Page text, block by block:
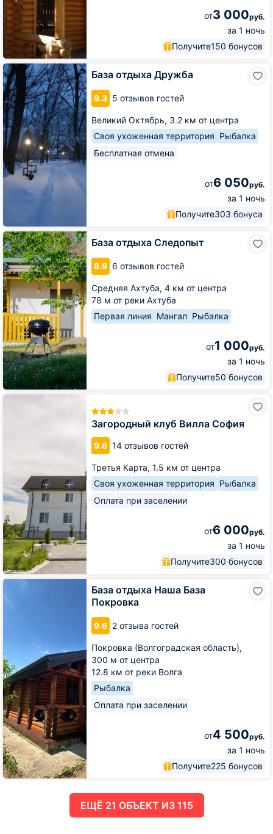
от3 000руб.
за 1 ночь
Получите150 бонусов
База отдыха Дружба
9.3 5 отзывов гостей
Великий Октябрь, 3.2 км от центра
Своя ухоженная территория Рыбалка
Бесплатная отмена
от6 050руб.
за 1 ночь
Получите303 бонуса
База
отдыха
Дружба
База отдыха Следопыт
8.9 6 отзывов гостей
Средняя Ахтуба, 4 км от центра
78 м от реки Ахтуба
Первая линия Мангал Рыбалка
от1 000руб.
за 1 ночь
Получите50 бонусов
База
отдыха
Следопыт
Загородный клуб Вилла София
9.6 14 отзывов гостей
Третья Карта, 1.5 км от центра
Своя ухоженная территория Рыбалка
Оплата при заселении
от6 000руб.
за 1 ночь
Получите300 бонусов
Загородный
База отдыха Наша База
Покровка
9.6 2 отзыва гостей
Покровка (Волгоградская область),
300 м от центра
12.8 км от реки Волга
Рыбалка
Оплата при заселении
от4 500руб.
за 1 ночь
Получите225 бонусов
База
ЕЩË 21 ОБЪЕКТ ИЗ 115